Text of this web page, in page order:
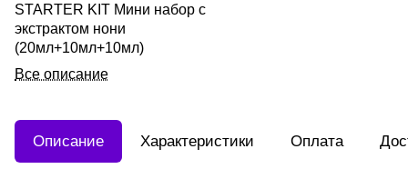
STARTER KIT Мини набор с
экстрактом нони
(20мл+10мл+10мл)
Все описание
Описание Характеристики Оплата